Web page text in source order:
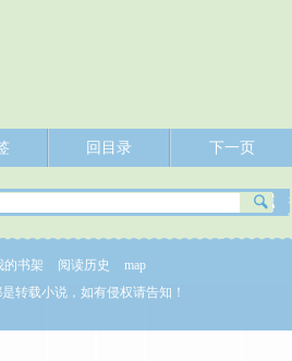
回目录 下一页
的书架 阅读历史
map
转载小说，如有侵权请告知！